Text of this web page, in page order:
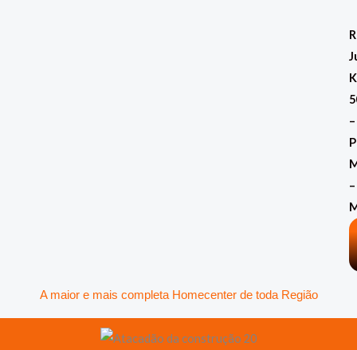
–
–
A maior e mais completa Homecenter de toda Região